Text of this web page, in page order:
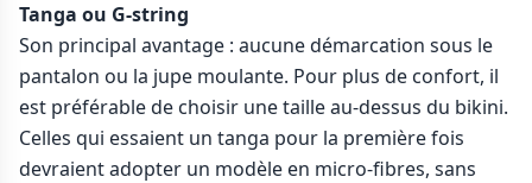
Tanga ou G-string
Son principal avantage : aucune démarcation sous le
pantalon ou la jupe moulante. Pour plus de confort, il
est préférable de choisir une taille au-dessus du bikini.
Celles qui essaient un tanga pour la première fois
devraient adopter un modèle en micro-fibres, sans